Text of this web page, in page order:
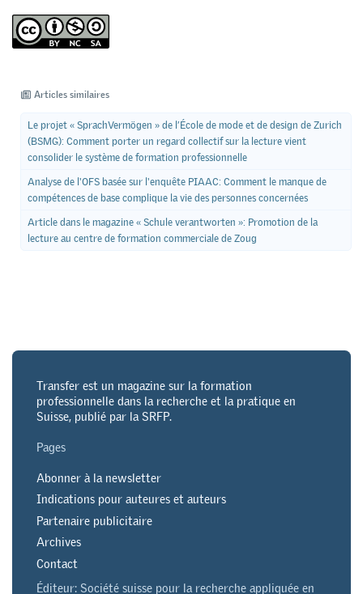
Articles similaires
Le projet « SprachVermögen » de l’École de mode et de design de Zurich
(BSMG): Comment porter un regard collectif sur la lecture vient
consolider le système de formation professionnelle
Analyse de l'OFS basée sur l'enquête PIAAC: Comment le manque de
compétences de base complique la vie des personnes concernées
Article dans le magazine « Schule verantworten »: Promotion de la
lecture au centre de formation commerciale de Zoug
Transfer est un magazine sur la formation
professionnelle dans la recherche et la pratique en
Suisse, publié par la SRFP.
Pages
Abonner à la newsletter
Indications pour auteures et auteurs
Partenaire publicitaire
Archives
Contact
Éditeur: Société suisse pour la recherche appliquée en